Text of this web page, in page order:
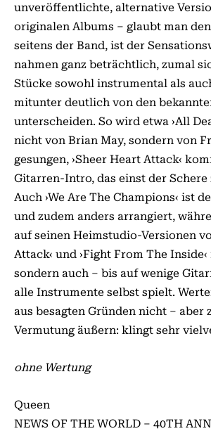
unveröffentlichte, alternative
originalen Albums – glaubt man
seitens der Band, ist der
nahmen ganz beträchtlich, zumal
Stücke sowohl instrumental als
mitunter deutlich von den
unterscheiden. So wird etwa ›All
nicht von Brian May, sondern von
gesungen, ›Sheer Heart Attack‹
Gitarren-Intro, das einst der
Auch ›We Are The Champions‹ ist
und zudem anders arrangiert,
auf seinen Heimstudio-Versionen
Attack‹ und ›Fight From The
sondern auch – bis auf wenige
alle Instrumente selbst spielt.
aus besagten Gründen nicht – aber
Vermutung äußern: klingt sehr
ohne Wertung
Queen
NEWS OF THE WORLD – 40TH